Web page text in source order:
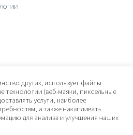
32, офис 201, лит. А. Санкт-Петербург,
других, использует файлы
технологии (веб-маяки, пиксельные
услуги, наиболее
а также накапливать
для анализа и улучшения наших